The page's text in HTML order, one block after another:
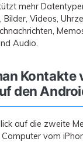
mehr
Videos,
Audio.
Kontakte
den
auf die zweite
vom